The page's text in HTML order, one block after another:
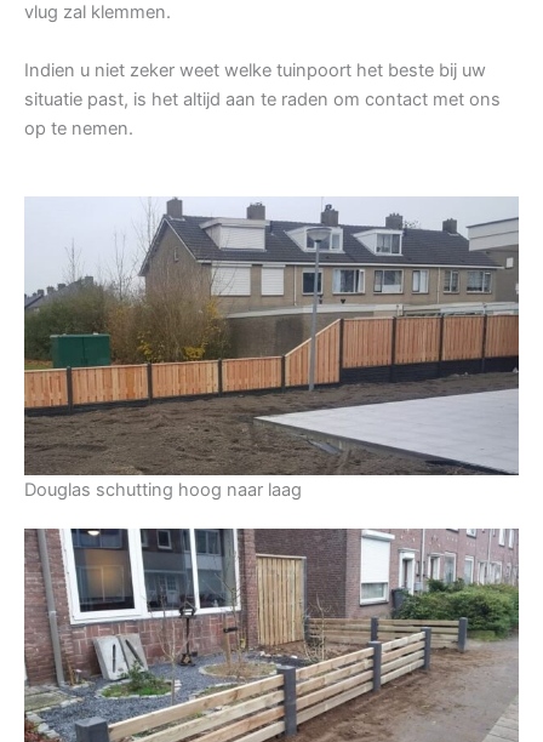
vlug zal klemmen.
Indien u niet zeker weet welke tuinpoort het beste bij uw
situatie past, is het altijd aan te raden om contact met ons
op te nemen.
Douglas schutting hoog naar laag